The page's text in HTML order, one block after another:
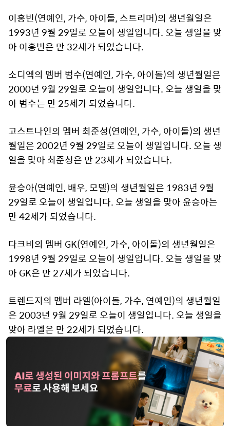
이홍빈(연예인, 가수, 아이돌, 스트리머)의 생년월일은
1993년 9월 29일로 오늘이 생일입니다. 오늘 생일을 맞
아 이홍빈은 만 32세가 되었습니다.
소디엑의 멤버 범수(연예인, 가수, 아이돌)의 생년월일은
2000년 9월 29일로 오늘이 생일입니다. 오늘 생일을 맞
아 범수는 만 25세가 되었습니다.
고스트나인의 멤버 최준성(연예인, 가수, 아이돌)의 생년
월일은 2002년 9월 29일로 오늘이 생일입니다. 오늘 생
일을 맞아 최준성은 만 23세가 되었습니다.
윤승아(연예인, 배우, 모델)의 생년월일은 1983년 9월
29일로 오늘이 생일입니다. 오늘 생일을 맞아 윤승아는
만 42세가 되었습니다.
다크비의 멤버 GK(연예인, 가수, 아이돌)의 생년월일은
1998년 9월 29일로 오늘이 생일입니다. 오늘 생일을 맞
아 GK은 만 27세가 되었습니다.
트렌드지의 멤버 라엘(아이돌, 가수, 연예인)의 생년월일
은 2003년 9월 29일로 오늘이 생일입니다. 오늘 생일을
맞아 라엘은 만 22세가 되었습니다.